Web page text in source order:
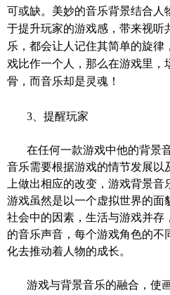
可或缺。美妙的音乐背景结合人
于提升玩家的游戏感，带来视听
乐，都会让人记住其简单的旋
戏比作一个人，那么在游戏里，
骨，而音乐却是灵魂！
3、 提醒玩家
在任何一款游戏中他的背景
音乐需要根据游戏的情节发展以
上做出相应的改变， 游戏背景音
游戏虽然是以一个虚拟世界的面
社会中的因素，生活与游戏并存
的音乐声音，每个游戏角色的不
化去推动着人物的成长。
游戏与背景音乐的融合，使